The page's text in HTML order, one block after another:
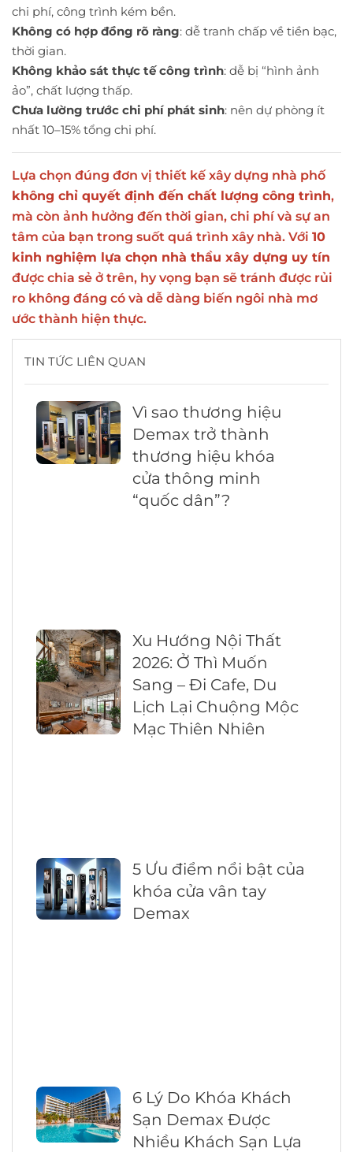
chi phí, công trình kém bền.
Không có hợp đồng rõ ràng: dễ tranh chấp về tiền bạc,
thời gian.
Không khảo sát thực tế công trình: dễ bị “hình ảnh
ảo”, chất lượng thấp.
Chưa lường trước chi phí phát sinh: nên dự phòng ít
nhất 10–15% tổng chi phí.
Lựa chọn đúng đơn vị thiết kế xây dựng nhà phố
không chỉ quyết định đến chất lượng công trình,
mà còn ảnh hưởng đến thời gian, chi phí và sự an
tâm của bạn trong suốt quá trình xây nhà. Với 10
kinh nghiệm lựa chọn nhà thầu xây dựng uy tín
được chia sẻ ở trên, hy vọng bạn sẽ tránh được rủi
ro không đáng có và dễ dàng biến ngôi nhà mơ
ước thành hiện thực.
TIN TỨC LIÊN QUAN
Vì sao thương hiệu
Demax trở thành
thương hiệu khóa
cửa thông minh
“quốc dân”?
Xu Hướng Nội Thất
2026: Ở Thì Muốn
Sang – Đi Cafe, Du
Lịch Lại Chuộng Mộc
Mạc Thiên Nhiên
5 Ưu điểm nổi bật của
khóa cửa vân tay
Demax
6 Lý Do Khóa Khách
Sạn Demax Được
Nhiều Khách Sạn Lựa